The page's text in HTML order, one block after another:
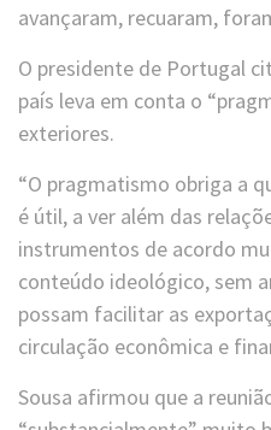
avançaram, recuaram,
O presidente de Portugal
país leva em conta o
exteriores.
“O pragmatismo obriga a
é útil, a ver além das
instrumentos de acordo
conteúdo ideológico, sem
possam facilitar as
circulação econômica e
Sousa afirmou que a